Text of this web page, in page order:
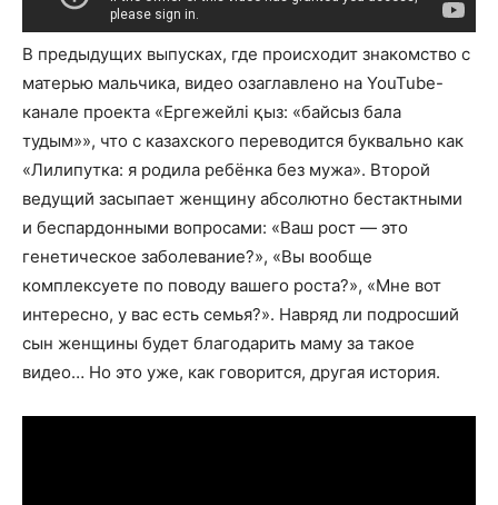
В предыдущих выпусках, где происходит знакомство с
матерью мальчика, видео озаглавлено на YouTube-
канале проекта «Ергежейлі қыз: «байсыз бала
тудым»», что с казахского переводится буквально как
«Лилипутка: я родила ребёнка без мужа». Второй
ведущий засыпает женщину абсолютно бестактными
и беспардонными вопросами: «Ваш рост — это
генетическое заболевание?», «Вы вообще
комплексуете по поводу вашего роста?», «Мне вот
интересно, у вас есть семья?». Навряд ли подросший
сын женщины будет благодарить маму за такое
видео… Но это уже, как говорится, другая история.